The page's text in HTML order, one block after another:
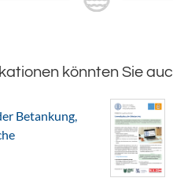
könnten Sie
Betankung,